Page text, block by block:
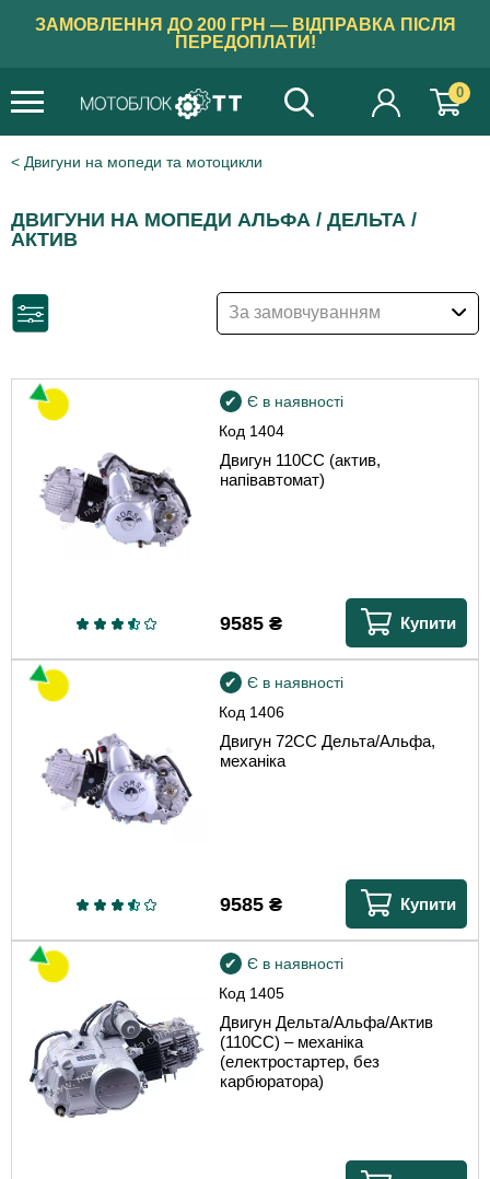
ЗАМОВЛЕННЯ ДО 200 ГРН — ВІДПРАВКА ПІСЛЯ
ПЕРЕДОПЛАТИ!
0
Двигуни на мопеди та мотоцикли
ДВИГУНИ НА МОПЕДИ АЛЬФА / ДЕЛЬТА /
АКТИВ
За замовчуванням
Код 1404
Є в наявності
Двигун 110CC (актив,
напівавтомат)
9585₴ Купити
Код 1406
Є в наявності
Двигун 72CC Дельта/Альфа,
механіка
9585₴ Купити
Код 1405
Є в наявності
Двигун Дельта/Альфа/Актив
(110CC) – механіка
(електростартер, без
карбюратора)